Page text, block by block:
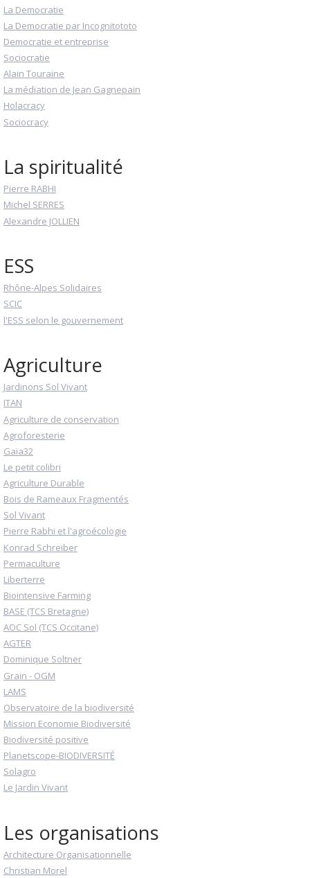
La Democratie
La Democratie par Incognitototo
Democratie et entreprise
Sociocratie
Alain Touraine
La médiation de Jean Gagnepain
Holacracy
Sociocracy
La spiritualité
Pierre RABHI
Michel SERRES
Alexandre JOLLIEN
ESS
Rhône-Alpes Solidaires
SCIC
l'ESS selon le gouvernement
Agriculture
Jardinons Sol Vivant
ITAN
Agriculture de conservation
Agroforesterie
Gaïa32
Le petit colibri
Agriculture Durable
Bois de Rameaux Fragmentés
Sol Vivant
Pierre Rabhi et l'agroécologie
Konrad Schreiber
Permaculture
Liberterre
Biointensive Farming
BASE (TCS Bretagne)
AOC Sol (TCS Occitane)
AGTER
Dominique Soltner
Grain - OGM
LAMS
Observatoire de la biodiversité
Mission Economie Biodiversité
Biodiversité positive
Planetscope-BIODIVERSITÉ
Solagro
Le Jardin Vivant
Les organisations
Architecture Organisationnelle
Christian Morel